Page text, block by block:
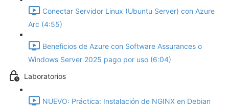
Conectar Servidor Linux (Ubuntu Server) con Azure
Arc (4:55)
Beneficios de Azure con Software Assurances o
Windows Server 2025 pago por uso (6:04)
Laboratorios
NUEVO: Práctica: Instalación de NGINX en Debian